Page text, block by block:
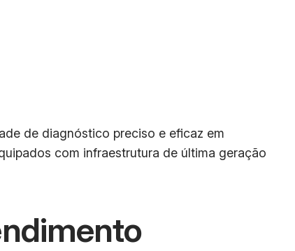
de diagnóstico preciso e eficaz em
com infraestrutura de última geração